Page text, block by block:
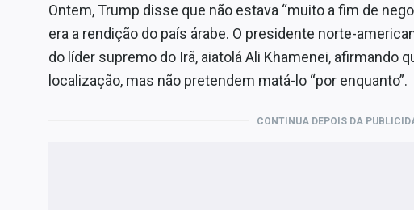
Ontem, Trump disse que não estava “muito a fim de
era a rendição do país árabe. O presidente norte-
do líder supremo do Irã, aiatolá Ali Khamenei, afirmando
localização, mas não pretendem matá-lo “por enquanto”.
CONTINUA DEPOIS DA